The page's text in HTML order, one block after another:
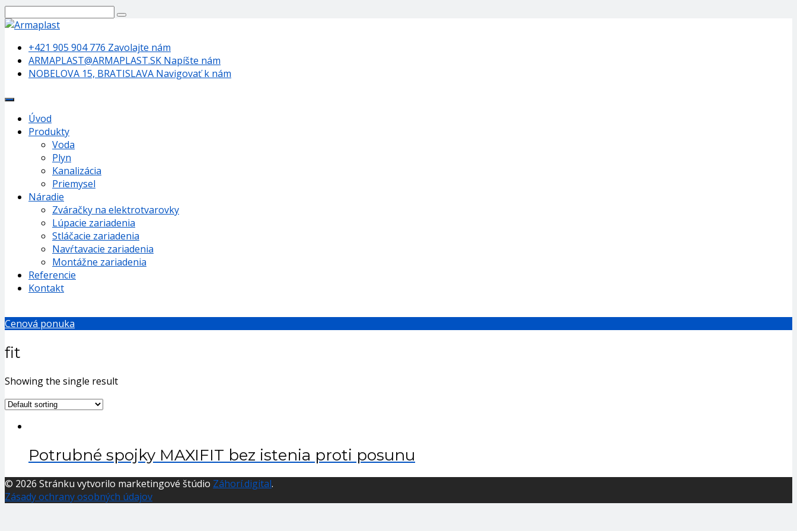
+421 905 904 776 Zavolajte nám
ARMAPLAST@ARMAPLAST.SK Napíšte nám
NOBELOVA 15, BRATISLAVA Navigovať k nám
Úvod
Produkty
Voda
Plyn
Kanalizácia
Priemysel
Náradie
Zváračky na elektrotvarovky
Lúpacie zariadenia
Stláčacie zariadenia
Navŕtavacie zariadenia
Montážne zariadenia
Referencie
Kontakt
Cenová ponuka
fit
Showing the single result
Potrubné spojky MAXIFIT bez istenia proti posunu
© 2026 Stránku vytvorilo marketingové štúdio Záhorí.digital.
Zásady ochrany osobných údajov